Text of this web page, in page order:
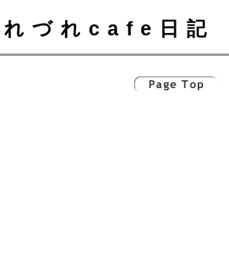
れづれcafe日記